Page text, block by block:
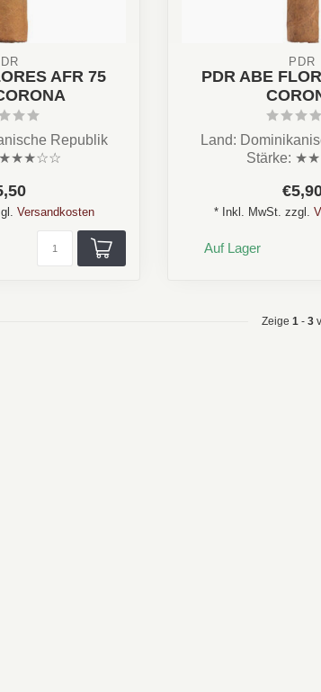
AFR 75
Republik
★★★☆☆
Versandkosten
PDR
PDR ABE
Land:
Stärke:
* Inkl. MwSt. zzgl.
Auf Lager
Zeige 1- 3